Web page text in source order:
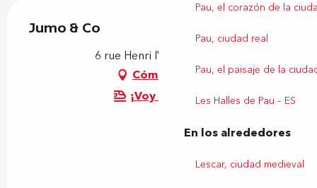
Pau, el corazón de la
Pau, ciudad real
Pau, el paisaje de la
Les Halles de Pau – ES
En los alrededores
Lescar, ciudad medieval
Jumo & Co
6 rue Henri IV, 64000 Pau
Cómo llegar
¡Voy en tren!